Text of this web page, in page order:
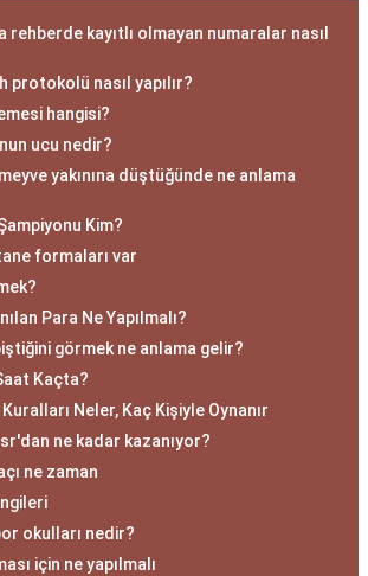
rehberde kayıtlı olmayan numaralar nasıl
protokolü nasıl yapılır?
hangisi?
ucu nedir?
yakınına düştüğünde ne anlama
Kim?
formaları var
Para Ne Yapılmalı?
görmek ne anlama gelir?
Kaçta?
Neler, Kaç Kişiyle Oynanır
ne kadar kazanıyor?
ne zaman
okulları nedir?
için ne yapılmalı